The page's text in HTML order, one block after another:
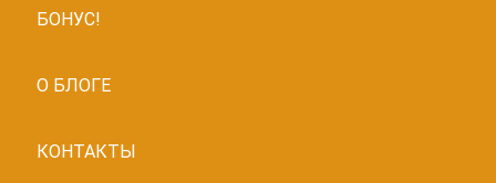
БОНУС!
О БЛОГЕ
КОНТАКТЫ